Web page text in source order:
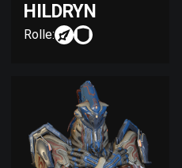
HILDRYN
Rolle: